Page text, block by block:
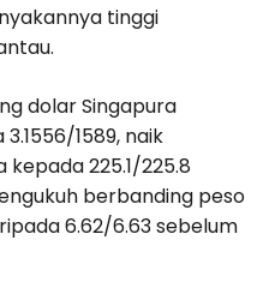
tinggi
dolar Singapura
1589, naik
225.1/225.8
berbanding peso
6.62/6.63 sebelum